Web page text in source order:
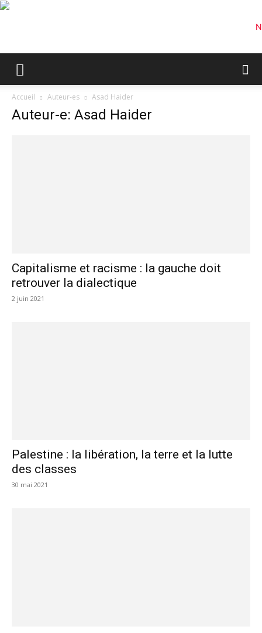
Accueil Auteur-es Asad Haider
Auteur-e: Asad Haider
Capitalisme et racisme : la gauche doit
retrouver la dialectique
2 juin 2021
Palestine : la libération, la terre et la lutte
des classes
30 mai 2021